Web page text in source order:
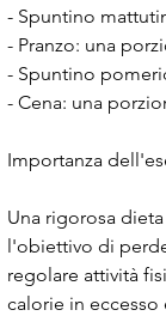
- Spuntino
- Pranzo: una
- Spuntino
- Cena: una
Importanza
Una rigorosa
l'obiettivo di
regolare attività
calorie in